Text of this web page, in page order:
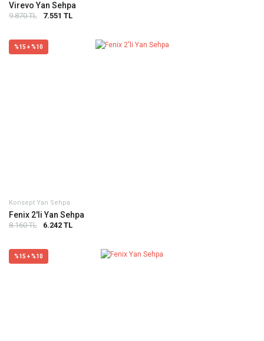
Virevo Yan Sehpa
9.870 TL 7.551 TL
%15 + %10
Konsept Yan Sehpa
Fenix 2'li Yan Sehpa
8.160 TL 6.242 TL
%15 + %10